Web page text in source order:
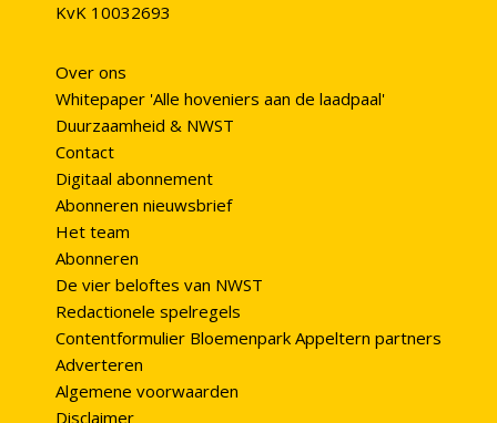
KvK 10032693
Over ons
Whitepaper 'Alle hoveniers aan de laadpaal'
Duurzaamheid & NWST
Contact
Digitaal abonnement
Abonneren nieuwsbrief
Het team
Abonneren
De vier beloftes van NWST
Redactionele spelregels
Contentformulier Bloemenpark Appeltern partners
Adverteren
Algemene voorwaarden
Disclaimer